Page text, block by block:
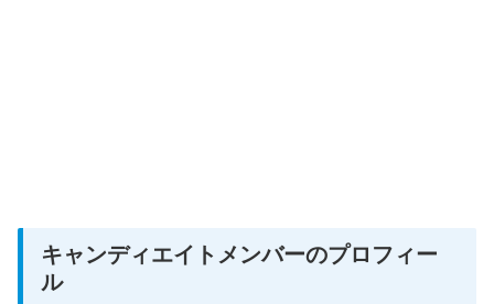
キャンディエイトメンバーのプロフィー
ル